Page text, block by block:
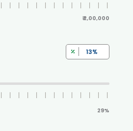
₹ 2,00,000
29%